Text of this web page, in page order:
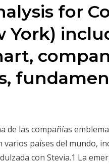
for
York)
de las compañías
varios países del mundo,
con Stevia.1 La